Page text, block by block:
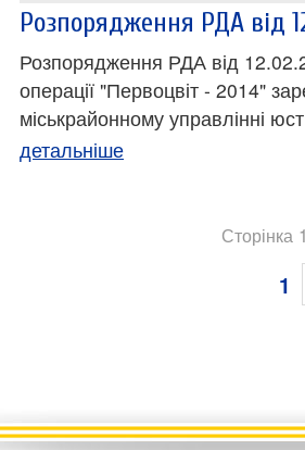
Розпорядження РДА від
Розпорядження РДА від
операції "Первоцвіт - 2014"
міськрайонному управлінні
детальніше
Сторінка
1